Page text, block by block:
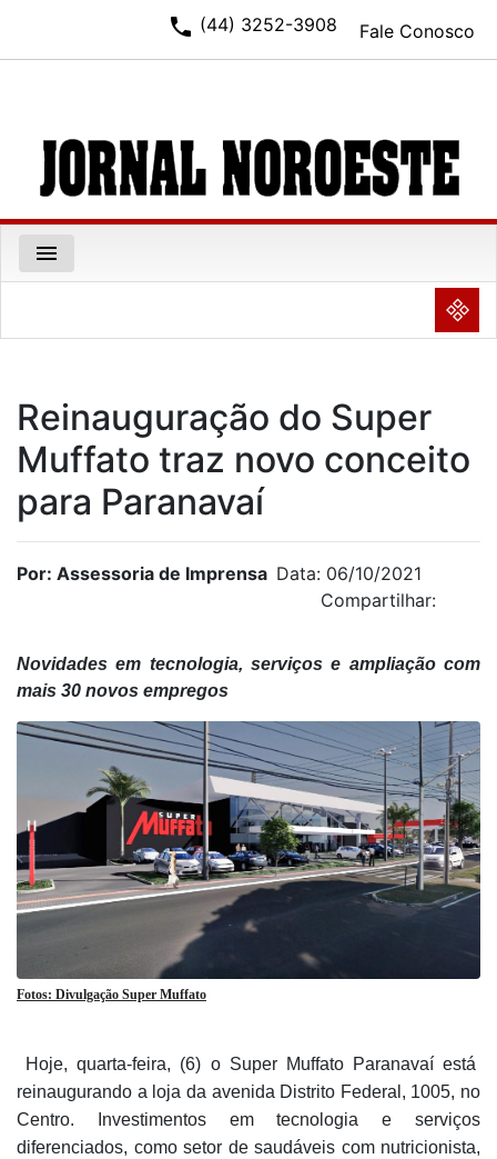
Fale Conosco
phone (44) 3252-3908
menu
NULL
Reinauguração do Super
Muffato traz novo conceito
para Paranavaí
Por: Assessoria de Imprensa Data: 06/10/2021
Compartilhar:
Novidades em tecnologia, serviços e ampliação com
mais 30 novos empregos
Fotos: Divulgação Super Muffato
Hoje, quarta-feira, (6) o Super Muffato Paranavaí está
reinaugurando a loja da avenida Distrito Federal, 1005, no
Centro. Investimentos em tecnologia e serviços
diferenciados, como setor de saudáveis com nutricionista,